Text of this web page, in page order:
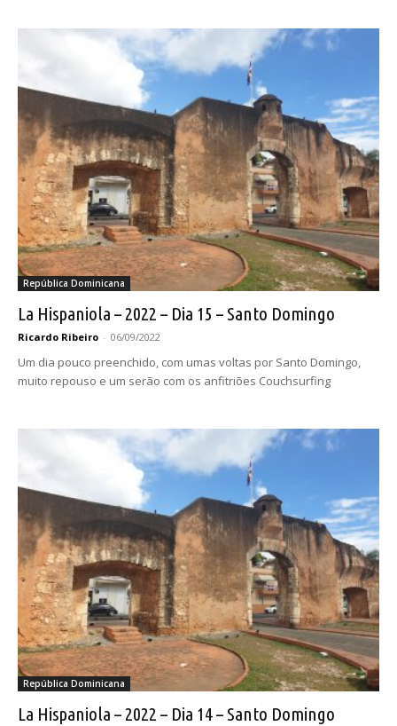
República Dominicana
La Hispaniola – 2022 – Dia 15 – Santo Domingo
Ricardo Ribeiro - 06/09/2022
Um dia pouco preenchido, com umas voltas por Santo Domingo,
muito repouso e um serão com os anfitriões Couchsurfing
República Dominicana
La Hispaniola – 2022 – Dia 14 – Santo Domingo